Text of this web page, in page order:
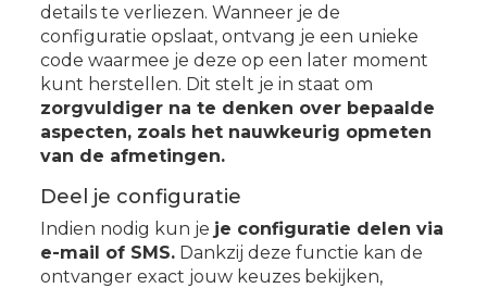
details te verliezen. Wanneer je de
configuratie opslaat, ontvang je een unieke
code waarmee je deze op een later moment
kunt herstellen. Dit stelt je in staat om
zorgvuldiger na te denken over bepaalde
aspecten, zoals het nauwkeurig opmeten
van de afmetingen.
Deel je configuratie
Indien nodig kun je je configuratie delen via
e-mail of SMS.Dankzij deze functie kan de
ontvanger exact jouw keuzes bekijken,